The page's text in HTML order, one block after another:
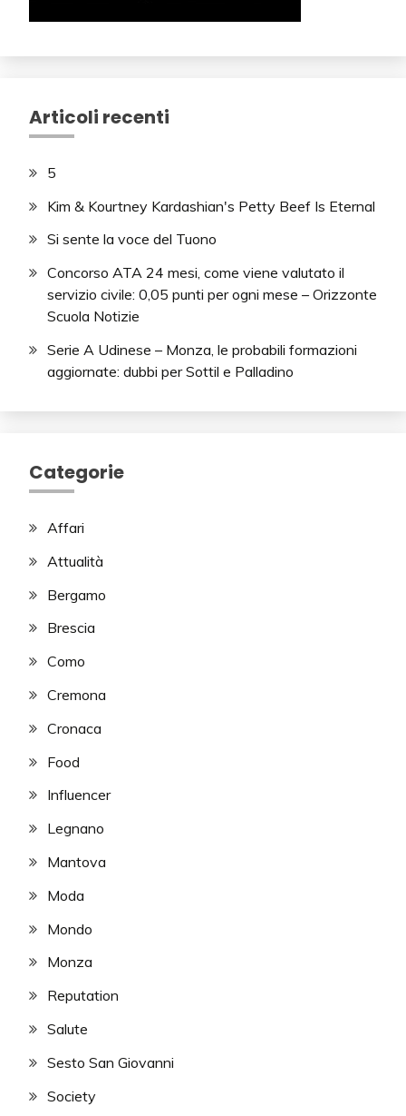
Articoli recenti
5
Kim & Kourtney Kardashian's Petty Beef Is Eternal
Si sente la voce del Tuono
Concorso ATA 24 mesi, come viene valutato il
servizio civile: 0,05 punti per ogni mese – Orizzonte
Scuola Notizie
Serie A Udinese – Monza, le probabili formazioni
aggiornate: dubbi per Sottil e Palladino
Categorie
Affari
Attualità
Bergamo
Brescia
Como
Cremona
Cronaca
Food
Influencer
Legnano
Mantova
Moda
Mondo
Monza
Reputation
Salute
Sesto San Giovanni
Society